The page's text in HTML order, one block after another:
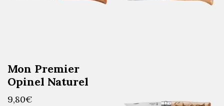
Mon Premier
Opinel Naturel
9,80€